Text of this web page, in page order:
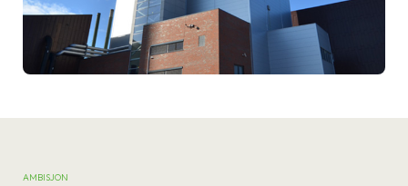
AMBISJON